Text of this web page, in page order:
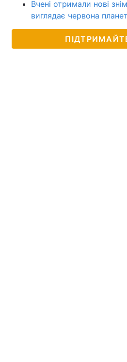
Вчені отримали нові
виглядає червона